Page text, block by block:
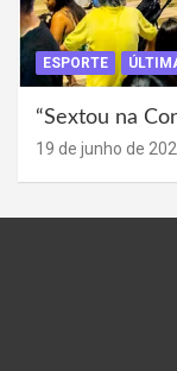
ESPORTE
“Sextou na
19 de junho de